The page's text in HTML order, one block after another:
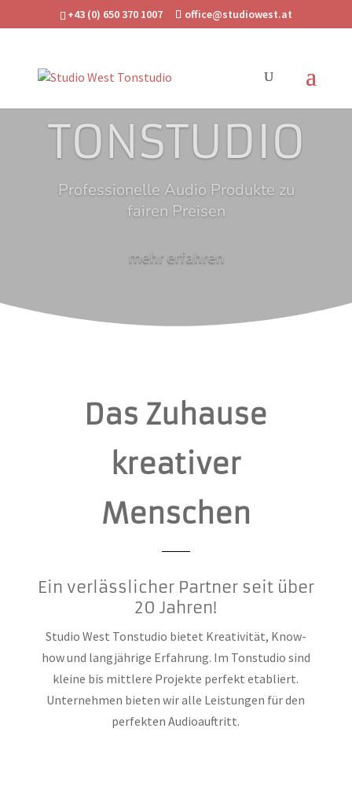
+43 (0) 650 370 1007 office@studiowest.at
TONSTUDIO
Professionelle Audio Produkte zu
fairen Preisen
mehr erfahren
Das Zuhause
kreativer
Menschen
Ein verlässlicher Partner seit über
20 Jahren!
Studio West Tonstudio bietet Kreativität, Know-
how und langjährige Erfahrung. Im Tonstudio sind
kleine bis mittlere Projekte perfekt etabliert.
Unternehmen bieten wir alle Leistungen für den
perfekten Audioauftritt.